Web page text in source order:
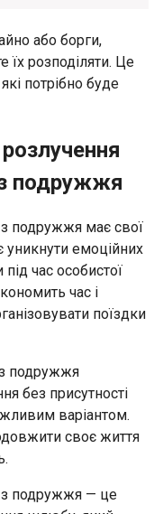
або борги,
їх розподіляти. Це
потрібно буде
з подружжя
з подружжя має свої
емоційних
час особистої
час і
поїздки
з подружжя
без присутності
варіантом.
своє життя
з подружжя — це